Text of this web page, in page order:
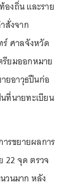
องถิ่น และราย
สั่งจาก
ศาลจังหวัด
ยมออกหมาย
ยอาวุธปืนก่อ
ที่นายทะเบียน
รขยายผลการ
22 จุด ตรวจ
วนมาก หลัง